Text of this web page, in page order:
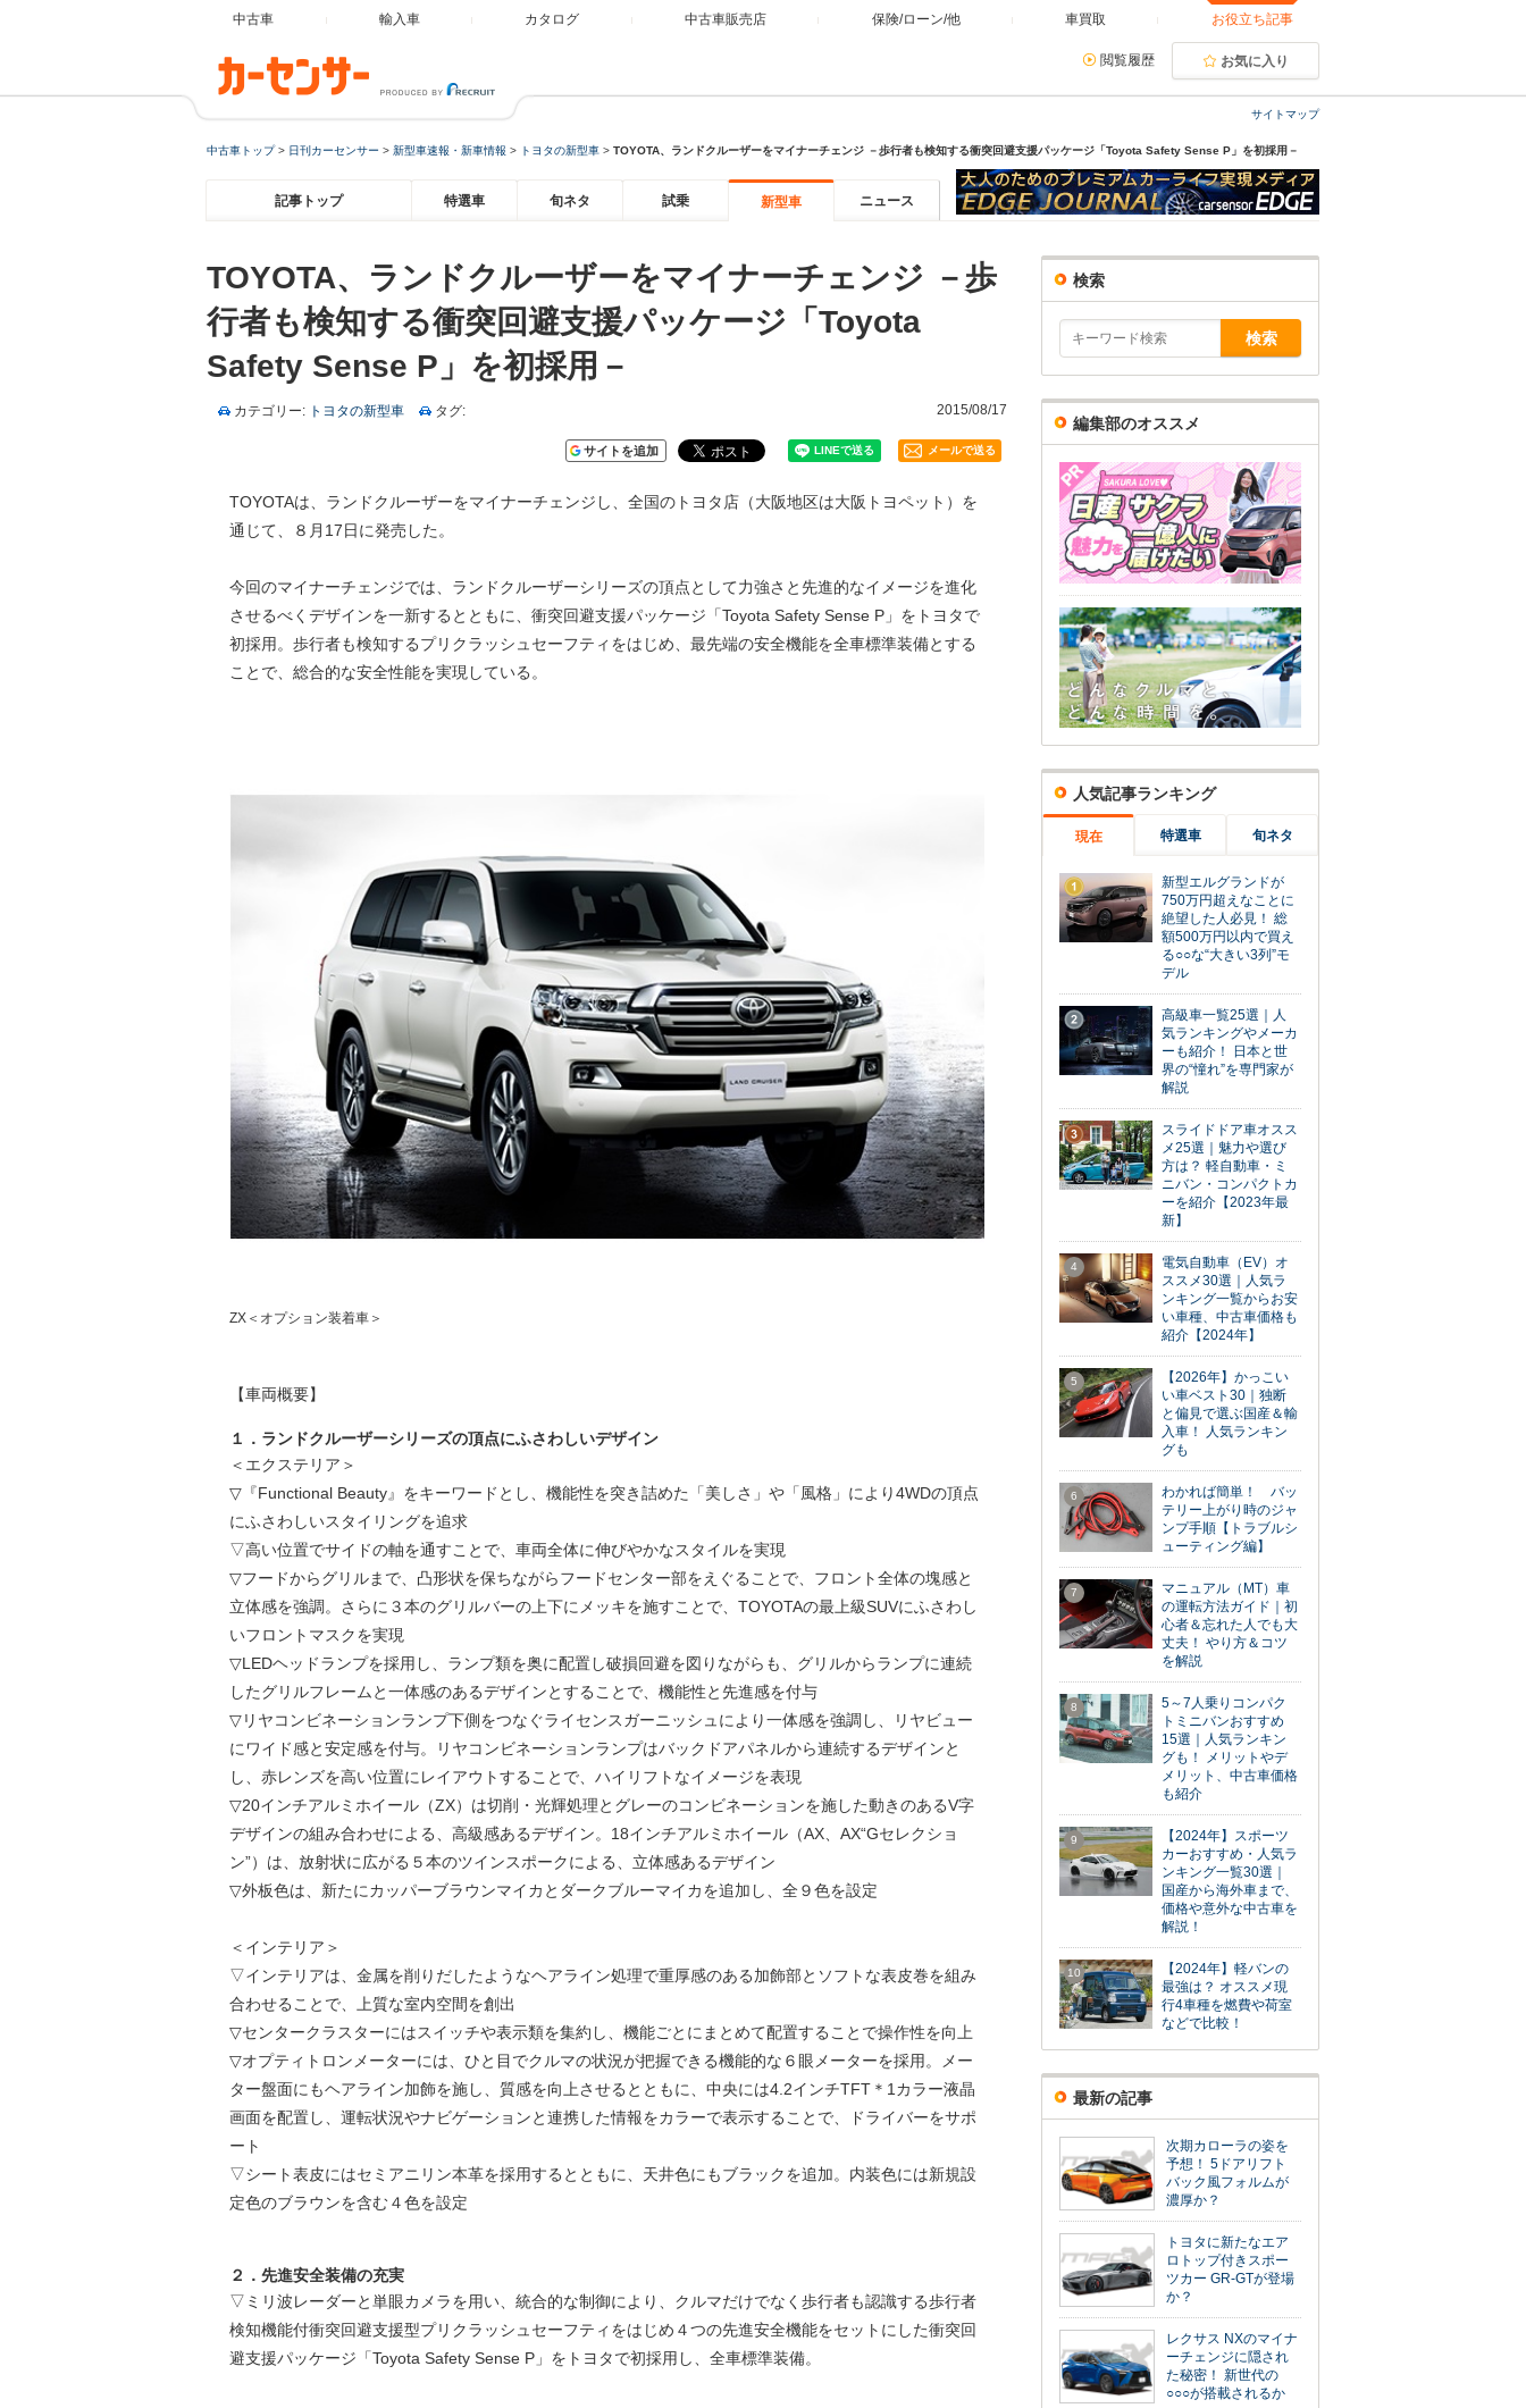
中古車 輸入車 カタログ 中古車販売店 保険/ローン/他 車買取 お役立ち記事
閲覧履歴 お気に入り
サイトマップ
中古車トップ> 日刊カーセンサー > 新型車速報・新車情報 > トヨタの新型車 > TOYOTA、ランドクルーザーをマイナーチェンジ －歩行者も検知する衝突回避支援パッケージ「Toyota Safety Sense P」を初採用－
記事トップ 特選車 旬ネタ 試乗 新型車 ニュース
TOYOTA、ランドクルーザーをマイナーチェンジ －歩
行者も検知する衝突回避支援パッケージ「Toyota
Safety Sense P」を初採用－
カテゴリー: トヨタの新型車 タグ: 2015/08/17
サイトを追加 メールで送る
TOYOTAは、ランドクルーザーをマイナーチェンジし、全国のトヨタ店（大阪地区は大阪トヨペット）を
通じて、８月17日に発売した。
今回のマイナーチェンジでは、ランドクルーザーシリーズの頂点として力強さと先進的なイメージを進化
させるべくデザインを一新するとともに、衝突回避支援パッケージ「Toyota Safety Sense P」をトヨタで
初採用。歩行者も検知するプリクラッシュセーフティをはじめ、最先端の安全機能を全車標準装備とする
ことで、総合的な安全性能を実現している。
ZX＜オプション装着車＞
【車両概要】
１．ランドクルーザーシリーズの頂点にふさわしいデザイン
＜エクステリア＞
▽『Functional Beauty』をキーワードとし、機能性を突き詰めた「美しさ」や「風格」により4WDの頂点
にふさわしいスタイリングを追求
▽高い位置でサイドの軸を通すことで、車両全体に伸びやかなスタイルを実現
▽フードからグリルまで、凸形状を保ちながらフードセンター部をえぐることで、フロント全体の塊感と
立体感を強調。さらに３本のグリルバーの上下にメッキを施すことで、TOYOTAの最上級SUVにふさわし
いフロントマスクを実現
▽LEDヘッドランプを採用し、ランプ類を奥に配置し破損回避を図りながらも、グリルからランプに連続
したグリルフレームと一体感のあるデザインとすることで、機能性と先進感を付与
▽リヤコンビネーションランプ下側をつなぐライセンスガーニッシュにより一体感を強調し、リヤビュー
にワイド感と安定感を付与。リヤコンビネーションランプはバックドアパネルから連続するデザインと
し、赤レンズを高い位置にレイアウトすることで、ハイリフトなイメージを表現
▽20インチアルミホイール（ZX）は切削・光輝処理とグレーのコンビネーションを施した動きのあるV字
デザインの組み合わせによる、高級感あるデザイン。18インチアルミホイール（AX、AX“Gセレクショ
ン”）は、放射状に広がる５本のツインスポークによる、立体感あるデザイン
▽外板色は、新たにカッパーブラウンマイカとダークブルーマイカを追加し、全９色を設定
＜インテリア＞
▽インテリアは、金属を削りだしたようなヘアライン処理で重厚感のある加飾部とソフトな表皮巻を組み
合わせることで、上質な室内空間を創出
▽センタークラスターにはスイッチや表示類を集約し、機能ごとにまとめて配置することで操作性を向上
▽オプティトロンメーターには、ひと目でクルマの状況が把握できる機能的な６眼メーターを採用。メー
ター盤面にもヘアライン加飾を施し、質感を向上させるとともに、中央には4.2インチTFT＊1カラー液晶
画面を配置し、運転状況やナビゲーションと連携した情報をカラーで表示することで、ドライバーをサポ
ート
▽シート表皮にはセミアニリン本革を採用するとともに、天井色にもブラックを追加。内装色には新規設
定色のブラウンを含む４色を設定
２．先進安全装備の充実
▽ミリ波レーダーと単眼カメラを用い、統合的な制御により、クルマだけでなく歩行者も認識する歩行者
検知機能付衝突回避支援型プリクラッシュセーフティをはじめ４つの先進安全機能をセットにした衝突回
避支援パッケージ「Toyota Safety Sense P」をトヨタで初採用し、全車標準装備。
検索
編集部のオススメ
人気記事ランキング
現在 特選車 旬ネタ
1
新型エルグランドが
750万円超えなことに
絶望した人必見！ 総
額500万円以内で買え
る○○な“大きい3列”モ
デル
2
高級車一覧25選｜人
気ランキングやメーカ
ーも紹介！ 日本と世
界の“憧れ”を専門家が
解説
3
スライドドア車オスス
メ25選｜魅力や選び
方は？ 軽自動車・ミ
ニバン・コンパクトカ
ーを紹介【2023年最
新】
4
電気自動車（EV）オ
ススメ30選｜人気ラ
ンキング一覧からお安
い車種、中古車価格も
紹介【2024年】
5
【2026年】かっこい
い車ベスト30｜独断
と偏見で選ぶ国産＆輸
入車！ 人気ランキン
グも
6
わかれば簡単！ バッ
テリー上がり時のジャ
ンプ手順【トラブルシ
ューティング編】
7
マニュアル（MT）車
の運転方法ガイド｜初
心者＆忘れた人でも大
丈夫！ やり方＆コツ
を解説
8
5～7人乗りコンパク
トミニバンおすすめ
15選｜人気ランキン
グも！ メリットやデ
メリット、中古車価格
も紹介
9
【2024年】スポーツ
カーおすすめ・人気ラ
ンキング一覧30選｜
国産から海外車まで、
価格や意外な中古車を
解説！
10
【2024年】軽バンの
最強は？ オススメ現
行4車種を燃費や荷室
などで比較！
最新の記事
次期カローラの姿を
予想！ 5ドアリフト
バック風フォルムが
濃厚か？
トヨタに新たなエア
ロトップ付きスポー
ツカー GR-GTが登場
か？
レクサス NXのマイナ
ーチェンジに隠され
た秘密！ 新世代の
○○○が搭載されるか